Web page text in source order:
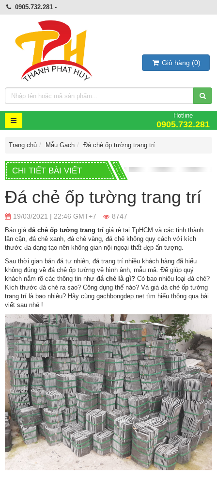
0905.732.281-
Giỏ hàng (0)
Hotline
0905.732.281
Trang chủ Mẫu Gạch Đá chẻ ốp tường trang trí
CHI TIẾT BÀI VIẾT
Đá chẻ ốp tường trang trí
19/03/2021 | 22:46 GMT+7 8747
Báo giá đá chẻ ốp tường trang trí giá rẻ tại TpHCM và các tỉnh thành
lân cận, đá chẻ xanh, đá chẻ vàng, đá chẻ không quy cách với kích
thước đa dạng tạo nên không gian nội ngoại thất đẹp ấn tượng.
Sau thời gian bán đá tự nhiên, đá trang trí nhiều khách hàng đã hiểu
không đúng về đá chẻ ốp tường về hình ảnh, mẫu mã. Để giúp quý
khách nắm rõ các thông tin như đá chẻ là gì? Có bao nhiêu loại đá chẻ?
Kích thước đá chẻ ra sao? Công dụng thế nào? Và giá đá chẻ ốp tường
trang trí là bao nhiêu? Hãy cùng gachbongdep.net tìm hiểu thông qua bài
viết sau nhé !